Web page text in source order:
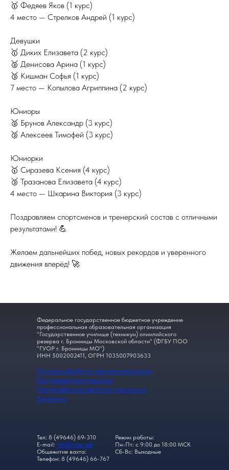
🥇 Федяев Яков (1 курс)
4 место — Стрелков Андрей (1 курс)
Девушки
🥇 Диких Елизавета (2 курс)
🥈 Денисова Арина (1 курс)
🥉 Кишман Софья (1 курс)
7 место — Копылова Агриппина (2 курс)
Юниоры
🥈 Брунов Александр (3 курс)
🥉 Алексеев Тимофей (3 курс)
Юниорки
🥇 Сиразева Ксения (4 курс)
🥉 Тразанова Елизавета (4 курс)
4 место — Шкарина Виктория (3 курс)
Поздравляем спортсменов и тренерский состав с отличными
результатами! 💪
Желаем дальнейших побед, новых рекордов и уверенного
движения вперёд! 🚀
Федеральное государственное бюджетное учреждение
профессиональная образовательная организация
"Государственное училище (техникум) олимпийского
резерва г. Бронницы Московской области" (ФГБУ ПОО
"ГУОР г. Бронницы МО")
ИНН 5002002411, ОГРН 1035007903633
Режим работы:
Пн-Пт: с 9:00 до 18:00 МСК
Сб-Вс: Выходные
Тел: 8 (49646) 69-310
E-mail: info@гуор.рф
Общежитие вахта:
Телефон: 8 (49646) 66-767
Политика обработки персональных данных
Противодействие коррупции
Противодействие идеологии терроризма
Антидопинг